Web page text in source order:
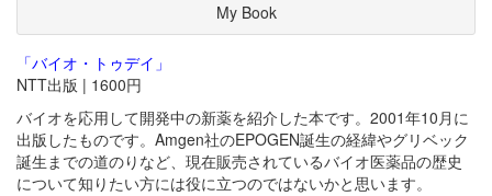
My Book
「バイオ・トゥデイ」
NTT出版 | 1600円
バイオを応用して開発中の新薬を紹介した本です。2001年10月に
出版したものです。Amgen社のEPOGEN誕生の経緯やグリベック
誕生までの道のりなど、現在販売されているバイオ医薬品の歴史
について知りたい方には役に立つのではないかと思います。